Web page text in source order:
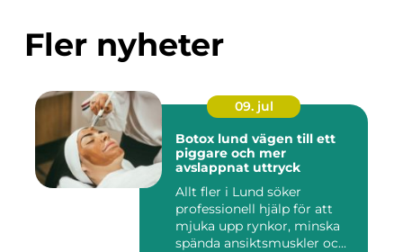
Fler nyheter
09. jul
Botox lund vägen till ett
piggare och mer
avslappnat uttryck
Allt fler i Lund söker
professionell hjälp för att
mjuka upp rynkor, minska
spända ansiktsmuskler oc...